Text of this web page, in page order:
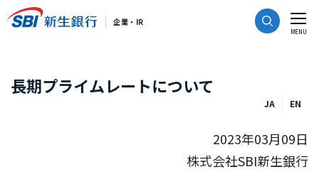
CLOSE
MENU
長期プライムレートについて
JA EN
2023年03月09日
株式会社SBI新生銀行
企業・IR